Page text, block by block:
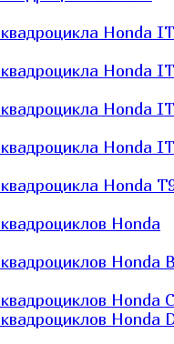
Honda
Honda
Honda
Honda
Honda
Honda
Honda
Honda
Honda